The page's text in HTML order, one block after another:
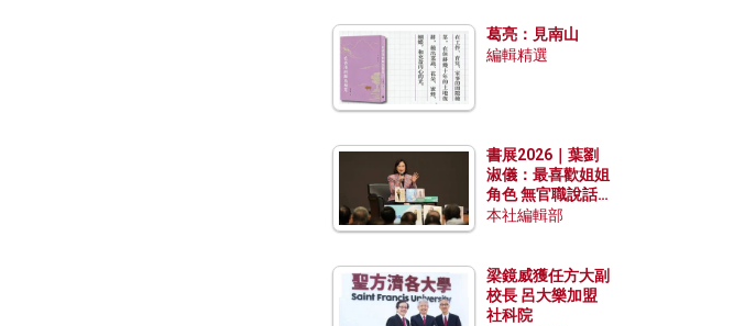
葛亮：見南山
編輯精選
書展2026｜葉劉
淑儀：最喜歡姐姐
角色 無官職說話
包袱少
本社編輯部
梁鏡威獲任方大副
校長 呂大樂加盟
社科院